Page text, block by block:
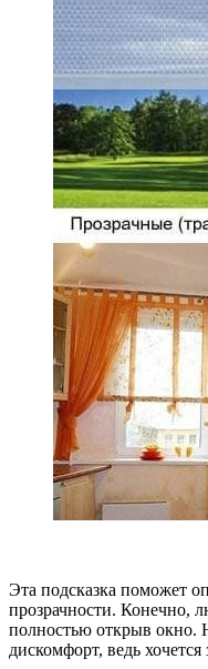
Эта подсказка поможет
прозрачности. Конечно,
полностью открыв окно.
дискомфорт, ведь